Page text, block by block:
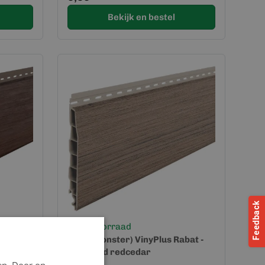
Bekijk en bestel
-
Op voorraad
(kleurmonster) VinyPlus Rabat -
Vergrijsd redcedar